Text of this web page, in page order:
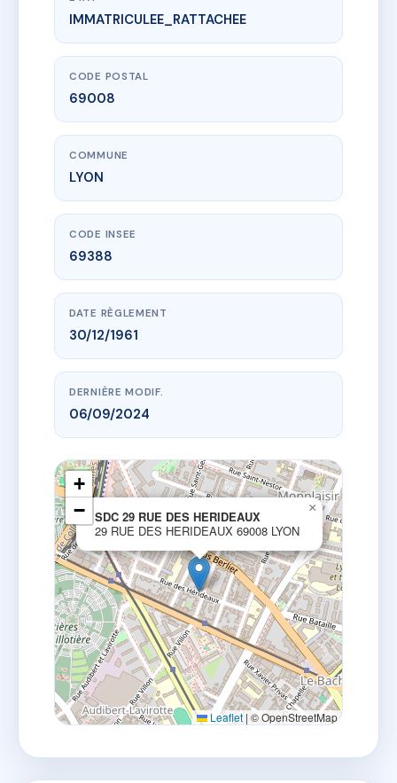
www.vme.plus/AA6305171
SDC 29 RUE DES HERIDEAUX
29 Rue des Hérideaux
IMMATRICULEE_RATTACHEE
CODE POSTAL
69008
COMMUNE
LYON
CODE INSEE
69388
DATE RÈGLEMENT
30/12/1961
DERNIÈRE MODIF.
06/09/2024
SDC 29 RUE DES HERIDEAUX
29 RUE DES HERIDEAUX 69008 LYON
×
+
−
Leaflet | © OpenStreetMap